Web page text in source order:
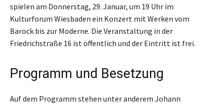
spielen am Donnerstag, 29. Januar, um 19 Uhr im
Kulturforum Wiesbaden ein Konzert mit Werken vom
Barock bis zur Moderne. Die Veranstaltung in der
Friedrichstraße 16 ist öffentlich und der Eintritt ist frei.
Programm und Besetzung
Auf dem Programm stehen unter anderem Johann